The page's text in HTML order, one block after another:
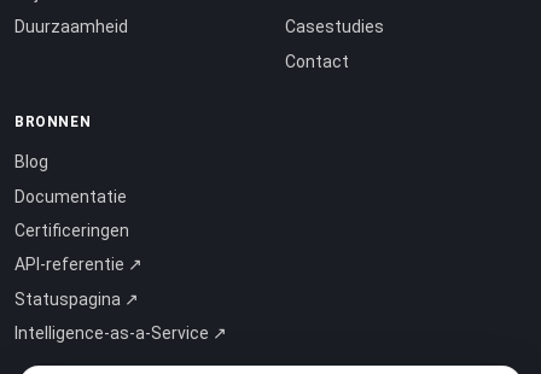
Duurzaamheid
Casestudies
Contact
BRONNEN
Blog
Documentatie
Certificeringen
API-referentie ↗
Statuspagina ↗
Intelligence-as-a-Service ↗